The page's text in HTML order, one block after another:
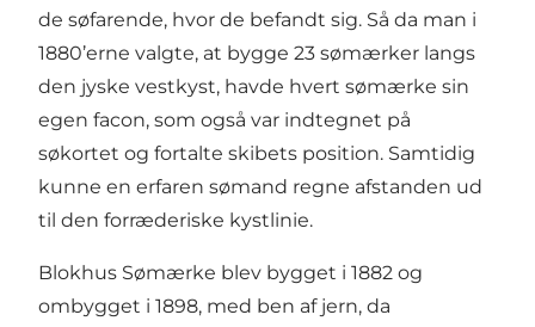
de søfarende, hvor de befandt sig. Så da man i
1880’erne valgte, at bygge 23 sømærker langs
den jyske vestkyst, havde hvert sømærke sin
egen facon, som også var indtegnet på
søkortet og fortalte skibets position. Samtidig
kunne en erfaren sømand regne afstanden ud
til den forræderiske kystlinie.
Blokhus Sømærke blev bygget i 1882 og
ombygget i 1898, med ben af jern, da